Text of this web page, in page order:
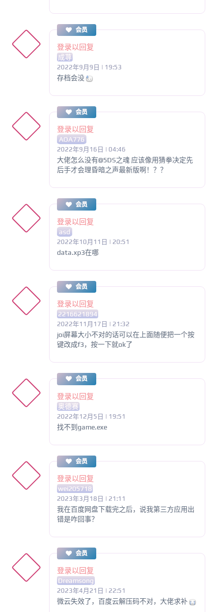
会员
登录以回复
成荨
2022年9月9日 | 19:53
存档会没
会员
登录以回复
AOA776
2022年9月16日 | 04:46
大佬怎么没有@5DS之魂 应该像用猜拳决定先
后手才会理昏暗之声最新版啊！？？
会员
登录以回复
asd
2022年10月11日 | 20:51
data.xp3在哪
会员
登录以回复
2216621894
2022年11月17日 | 21:32
joi屏幕大小不对的话可以在上面随便把一个按
键改成f3，按一下就ok了
会员
登录以回复
奥德赛
2022年12月5日 | 19:51
找不到game.exe
会员
登录以回复
wei205718
2023年3月18日 | 21:11
我在百度网盘下载完之后，说我第三方应用出
错是咋回事？
会员
登录以回复
Dreamsong
2023年4月21日 | 22:51
微云失效了，百度云解压码不对，大佬求补